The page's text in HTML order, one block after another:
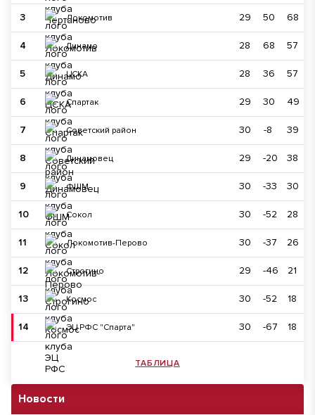
3 Локомотив 29 50 68
4 Динамо 28 68 57
5 ЦСКА 28 36 57
6 Спартак 29 30 49
7 Советский район 30 -8 39
8 Динамовец 29 -20 38
9 ФШМ 30 -33 30
10 Сокол 30 -52 28
11 Локомотив-Перово 30 -37 26
12 Строгино 29 -46 21
13 Космос 30 -52 18
14 ЭЦ РФС "Спарта" 30 -67 18
ТАБЛИЦА
Новости